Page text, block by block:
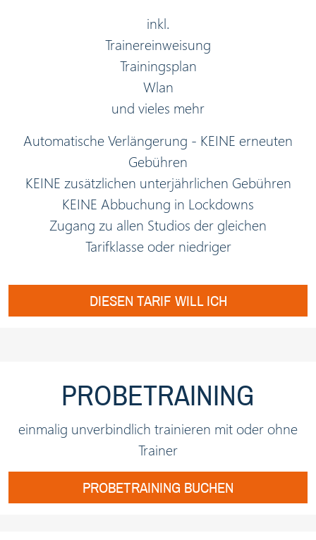
inkl.
Trainereinweisung
Trainingsplan
Wlan
und vieles mehr
Automatische Verlängerung - KEINE erneuten
Gebühren
KEINE zusätzlichen unterjährlichen Gebühren
KEINE Abbuchung in Lockdowns
Zugang zu allen Studios der gleichen
Tarifklasse oder niedriger
DIESEN TARIF WILL ICH
PROBETRAINING
einmalig unverbindlich trainieren mit oder ohne
Trainer
PROBETRAINING BUCHEN